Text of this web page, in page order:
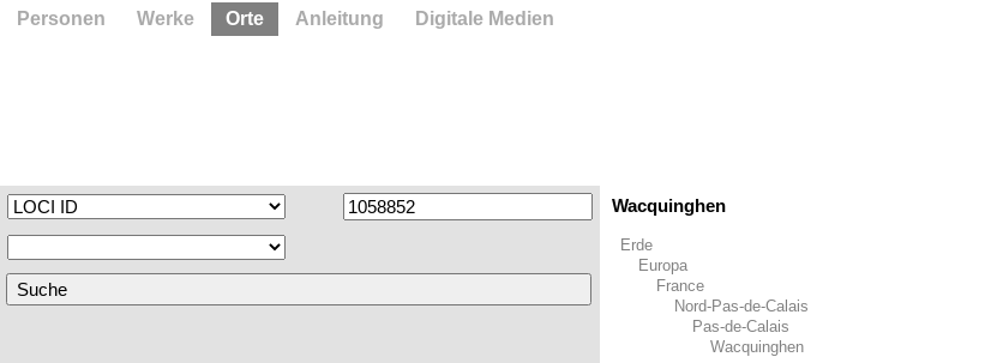
Wacquinghen
Erde
Europa
France
Nord-Pas-de-Calais
Pas-de-Calais
Wacquinghen
Personen Werke Orte Anleitung Digitale Medien